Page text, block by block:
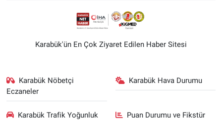
Karabük'ün En Çok Ziyaret Edilen Haber Sitesi
Karabük Nöbetçi
Eczaneler
Karabük Hava Durumu
Karabük Trafik Yoğunluk
Puan Durumu ve Fikstür